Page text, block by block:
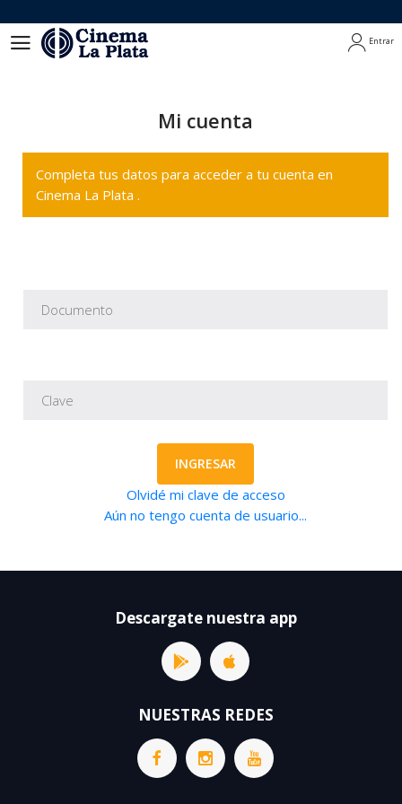
Entrar
Mi cuenta
Completa tus datos para acceder a tu cuenta en
Cinema La Plata .
INGRESAR
Olvidé mi clave de acceso
Aún no tengo cuenta de usuario...
Descargate nuestra app
NUESTRAS REDES